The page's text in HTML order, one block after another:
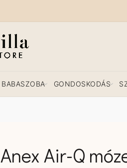
BABASZOBA GONDOSKODÁS
Anex Air-Q